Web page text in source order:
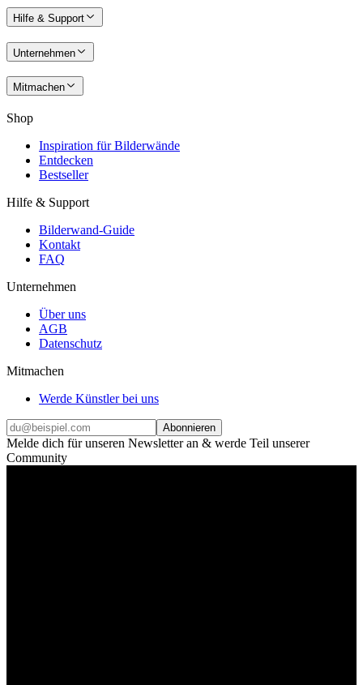
Hilfe & Support
Unternehmen
Mitmachen
Shop
Inspiration für Bilderwände
Entdecken
Bestseller
Hilfe & Support
Bilderwand-Guide
Kontakt
FAQ
Unternehmen
Über uns
AGB
Datenschutz
Mitmachen
Werde Künstler bei uns
Abonnieren
Melde dich für unseren Newsletter an & werde Teil unserer
Community